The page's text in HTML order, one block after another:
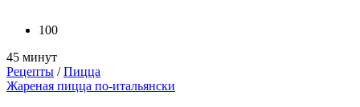
100
45 минут
Рецепты /Пицца
Жареная пицца по-итальянски